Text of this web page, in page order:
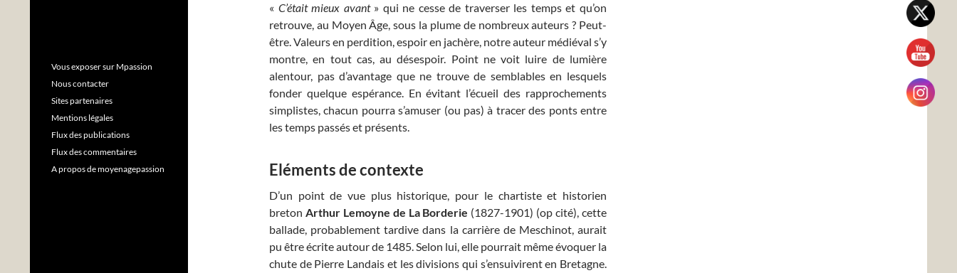
« C’était mieux avant» qui ne cesse de traverser les temps et qu’on
retrouve, au Moyen Âge, sous la plume de nombreux auteurs ? Peut-
être. Valeurs en perdition, espoir en jachère, notre auteur médiéval s’y
montre, en tout cas, au désespoir. Point ne voit luire de lumière
alentour, pas d’avantage que ne trouve de semblables en lesquels
fonder quelque espérance. En évitant l’écueil des rapprochements
simplistes, chacun pourra s’amuser (ou pas) à tracer des ponts entre
les temps passés et présents.
Eléments de contexte
D’un point de vue plus historique, pour le chartiste et historien
breton Arthur Lemoyne de La Borderie (1827-1901) (op cité), cette
ballade, probablement tardive dans la carrière de Meschinot, aurait
pu être écrite autour de 1485. Selon lui, elle pourrait même évoquer la
chute de Pierre Landais et les divisions qui s’ensuivirent en Bretagne.
Vous exposer sur Mpassion
Nous contacter
Sites partenaires
Mentions légales
Flux des publications
Flux des commentaires
A propos de moyenagepassion